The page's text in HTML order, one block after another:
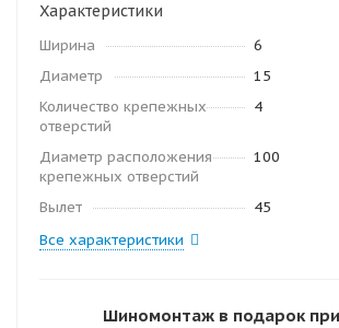
Характеристики
Ширина
6
Диаметр
15
Количество крепежных
отверстий
4
Диаметр расположения
крепежных отверстий
100
Вылет
45
Все характеристики
Шиномонтаж в подарок при